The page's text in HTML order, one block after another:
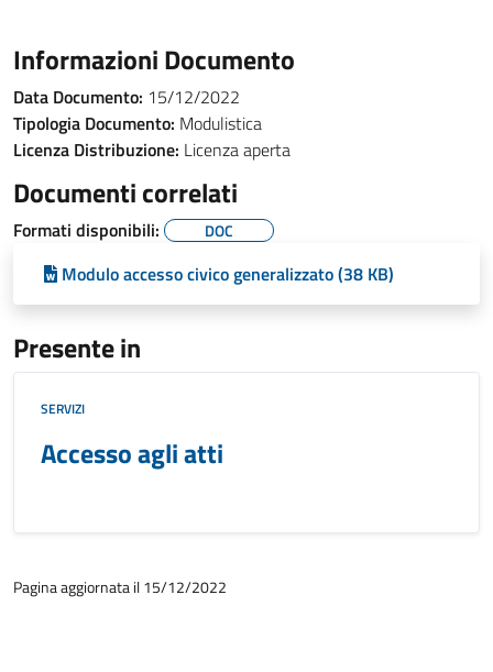
Informazioni Documento
Data Documento: 15/12/2022
Tipologia Documento: Modulistica
Licenza Distribuzione: Licenza aperta
Documenti correlati
Formati disponibili: DOC
Modulo accesso civico generalizzato (38 KB)
Presente in
SERVIZI
Accesso agli atti
Pagina aggiornata il 15/12/2022